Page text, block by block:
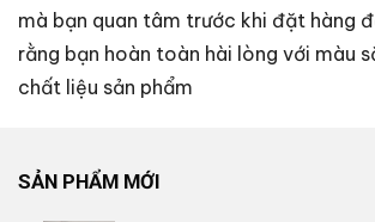
mà bạn quan tâm trước khi đặt hàng
rằng bạn hoàn toàn hài lòng với màu
chất liệu sản phẩm
SẢN PHẨM MỚI